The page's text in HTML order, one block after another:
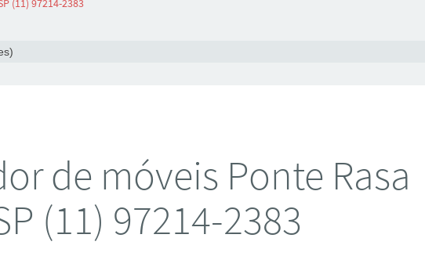
(11) 97214-2383
de móveis Ponte Rasa
(11) 97214-2383